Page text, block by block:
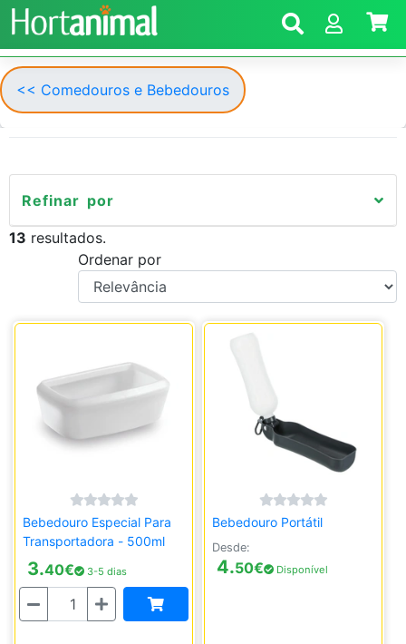
<< Comedouros e Bebedouros
Refinar por
13 resultados.
Ordenar por
Bebedouro Especial Para
Transportadora - 500ml
3.40€ 3-5 dias
Quantidade
Bebedouro Portátil
Desde:
4.50€ Disponível